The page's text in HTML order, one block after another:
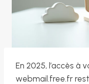
En 2025, l’accès à
webmail.free.fr